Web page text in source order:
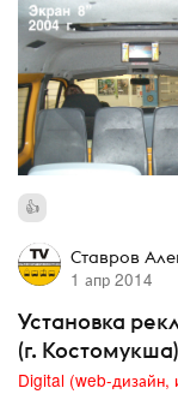
Ставров
1 апр 2014
Установка
(г. Костомукша)